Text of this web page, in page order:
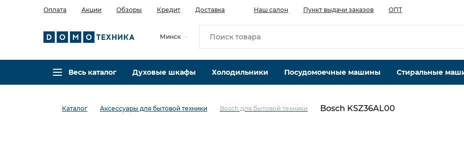
Оплата Акции Обзоры Кредит Доставка Наш салон Пункт выдачи заказов ОПТ
Минск
Весь каталог Духовые шкафы Холодильники Посудомоечные машины Стиральные
Каталог Аксессуары для бытовой техники Bosch для бытовой техники Bosch KSZ36AL00